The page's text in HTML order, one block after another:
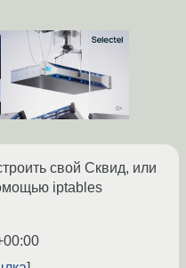
свой Сквид, или
iptables